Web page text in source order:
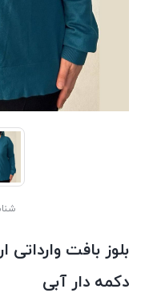
بلوز بافت وارداتی
دکمه دار آبی